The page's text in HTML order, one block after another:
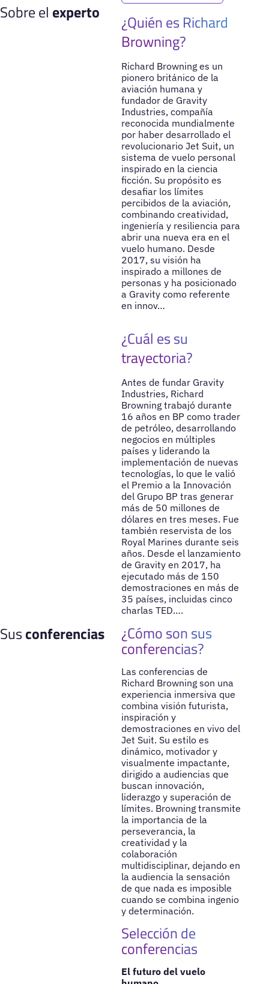
Sobre el experto
¿Quién es Richard
Browning?
Richard Browning es un
pionero británico de la
aviación humana y
fundador de Gravity
Industries, compañía
reconocida mundialmente
por haber desarrollado el
revolucionario Jet Suit, un
sistema de vuelo personal
inspirado en la ciencia
ficción. Su propósito es
desafiar los límites
percibidos de la aviación,
combinando creatividad,
ingeniería y resiliencia para
abrir una nueva era en el
vuelo humano. Desde
2017, su visión ha
inspirado a millones de
personas y ha posicionado
a Gravity como referente
en innov…
¿Cuál es su
trayectoria?
Antes de fundar Gravity
Industries, Richard
Browning trabajó durante
16 años en BP como trader
de petróleo, desarrollando
negocios en múltiples
países y liderando la
implementación de nuevas
tecnologías, lo que le valió
el Premio a la Innovación
del Grupo BP tras generar
más de 50 millones de
dólares en tres meses. Fue
también reservista de los
Royal Marines durante seis
años. Desde el lanzamiento
de Gravity en 2017, ha
ejecutado más de 150
demostraciones en más de
35 países, incluidas cinco
charlas TED….
Susconferencias ¿Cómo son sus
conferencias?
Las conferencias de
Richard Browning son una
experiencia inmersiva que
combina visión futurista,
inspiración y
demostraciones en vivo del
Jet Suit. Su estilo es
dinámico, motivador y
visualmente impactante,
dirigido a audiencias que
buscan innovación,
liderazgo y superación de
límites. Browning transmite
la importancia de la
perseverancia, la
creatividad y la
colaboración
multidisciplinar, dejando en
la audiencia la sensación
de que nada es imposible
cuando se combina ingenio
y determinación.
Selección de
conferencias
El futuro del vuelo